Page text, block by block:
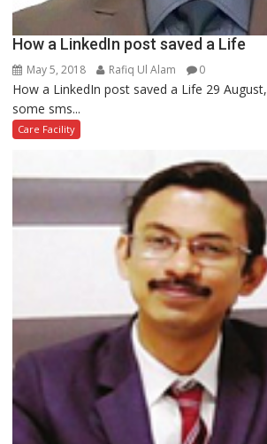
How a LinkedIn post saved a Life
May 5, 2018 Rafiq Ul Alam 0
How a LinkedIn post saved a Life 29
some sms...
Care Facility